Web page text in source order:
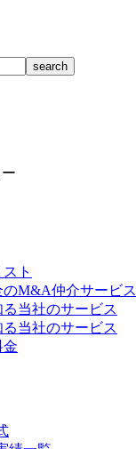
ト
のM&A仲介サービス
当社のサービス
当社のサービス
金